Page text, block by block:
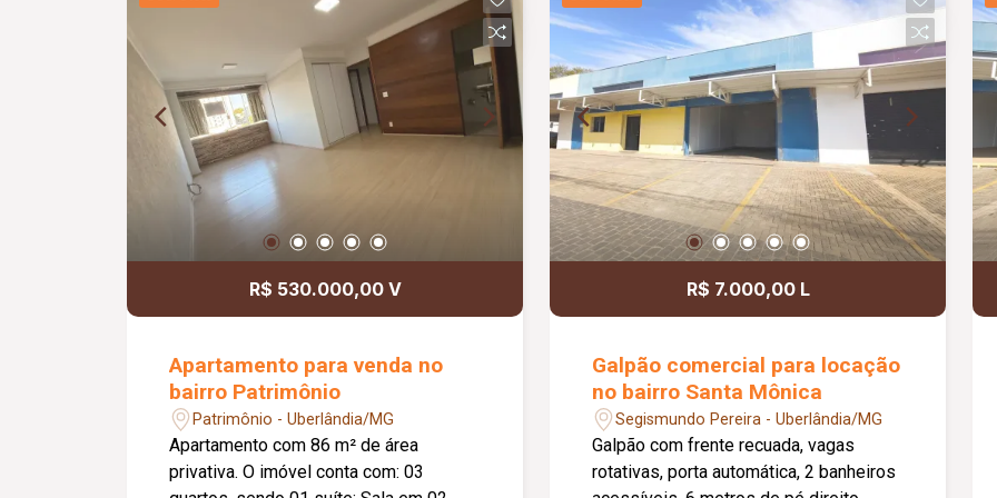
02 vagas de garagem presas, sendo 01
com apenas 03 andares; Diferenciais:
Apartamento localizado no 02º andar;
Ambientes funcionais, bem distribuídos
e completos com armários planejados;
Excelente localização, proporcionando
praticidade e fácil acesso às principais
regiões da cidade. Informações
complementares: Condomínio
feminino adaptados para pessoas com
deficiência (PCD), copa com pia,
pequeno espaço aberto e piso em
cerâmica, reunindo praticidade, conforto
e funcionalidade para o seu negócio.
R$ 530.000,00 V
Apartamento para venda no
bairro Patrimônio
Patrimônio - Uberlândia/MG
Apartamento com 86 m² de área
privativa. O imóvel conta com: 03
R$ 7.000,00 L
Galpão comercial para locação
no bairro Santa Mônica
Segismundo Pereira - Uberlândia/MG
Galpão com frente recuada, vagas
rotativas, porta automática, 2 banheiros